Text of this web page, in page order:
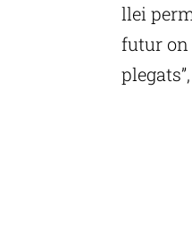
llei
futur on